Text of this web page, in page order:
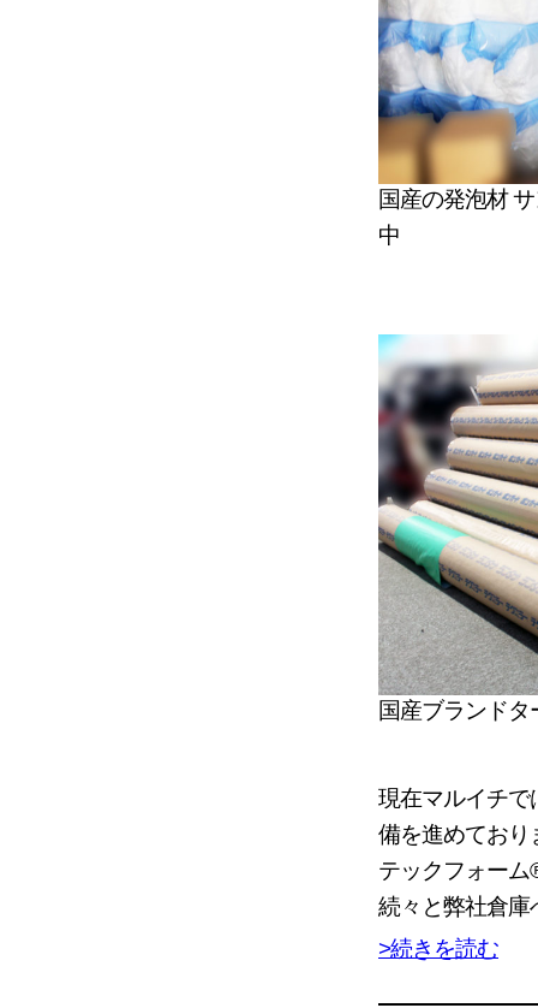
国産の発泡材
中
国産ブランド
現在マルイチで
備を進めており
テックフォー
続々と弊社倉庫
>続きを読む